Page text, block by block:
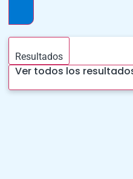
Resultados
Ver todos los